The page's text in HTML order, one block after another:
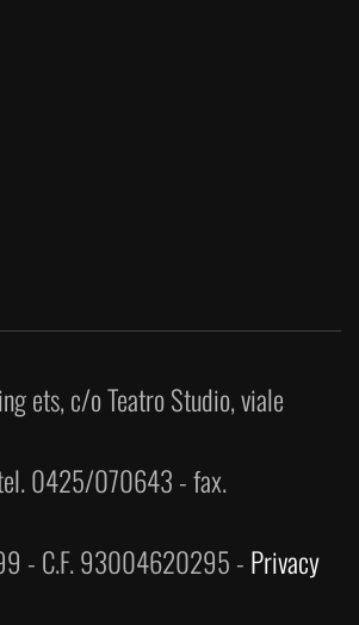
ets, c/o Teatro Studio, viale
0425/070643 - fax.
- C.F. 93004620295 - Privacy